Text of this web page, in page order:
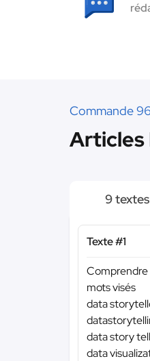
Commande
Articles
9
Texte #1
mots visés
data
data story
data